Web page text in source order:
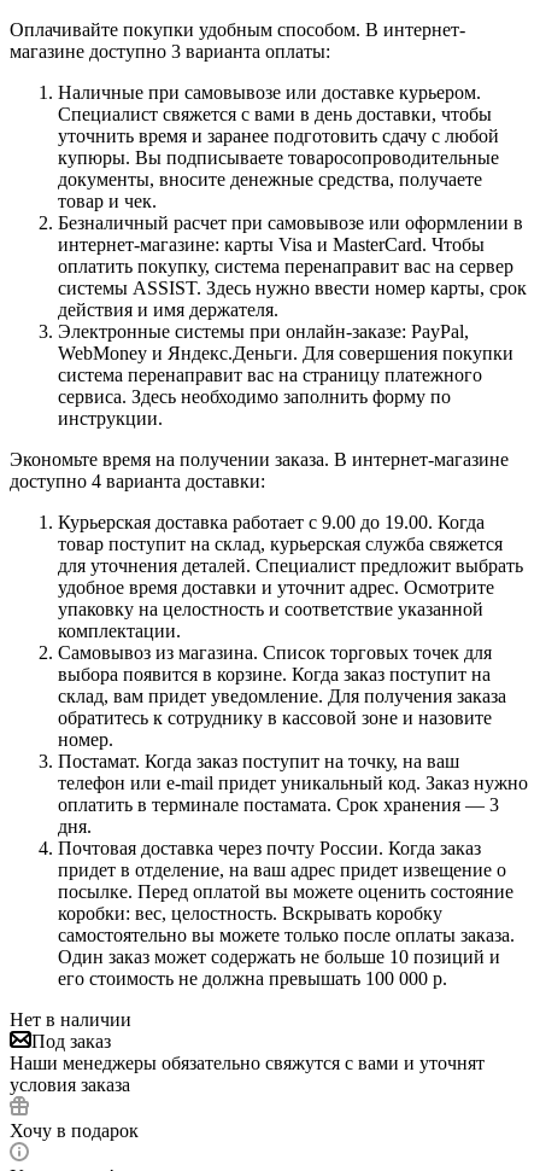
Оплачивайте покупки удобным способом. В интернет-
магазине доступно 3 варианта оплаты:
Наличные при самовывозе или доставке курьером.
Специалист свяжется с вами в день доставки, чтобы
уточнить время и заранее подготовить сдачу с любой
купюры. Вы подписываете товаросопроводительные
документы, вносите денежные средства, получаете
товар и чек.
Безналичный расчет при самовывозе или оформлении в
интернет-магазине: карты Visa и MasterCard. Чтобы
оплатить покупку, система перенаправит вас на сервер
системы ASSIST. Здесь нужно ввести номер карты, срок
действия и имя держателя.
Электронные системы при онлайн-заказе: PayPal,
WebMoney и Яндекс.Деньги. Для совершения покупки
система перенаправит вас на страницу платежного
сервиса. Здесь необходимо заполнить форму по
инструкции.
Экономьте время на получении заказа. В интернет-магазине
доступно 4 варианта доставки:
Курьерская доставка работает с 9.00 до 19.00. Когда
товар поступит на склад, курьерская служба свяжется
для уточнения деталей. Специалист предложит выбрать
удобное время доставки и уточнит адрес. Осмотрите
упаковку на целостность и соответствие указанной
комплектации.
Самовывоз из магазина. Список торговых точек для
выбора появится в корзине. Когда заказ поступит на
склад, вам придет уведомление. Для получения заказа
обратитесь к сотруднику в кассовой зоне и назовите
номер.
Постамат. Когда заказ поступит на точку, на ваш
телефон или e-mail придет уникальный код. Заказ нужно
оплатить в терминале постамата. Срок хранения — 3
дня.
Почтовая доставка через почту России. Когда заказ
придет в отделение, на ваш адрес придет извещение о
посылке. Перед оплатой вы можете оценить состояние
коробки: вес, целостность. Вскрывать коробку
самостоятельно вы можете только после оплаты заказа.
Один заказ может содержать не больше 10 позиций и
его стоимость не должна превышать 100 000 р.
Нет в наличии
Под заказ
Наши менеджеры обязательно свяжутся с вами и уточнят
условия заказа
Хочу в подарок